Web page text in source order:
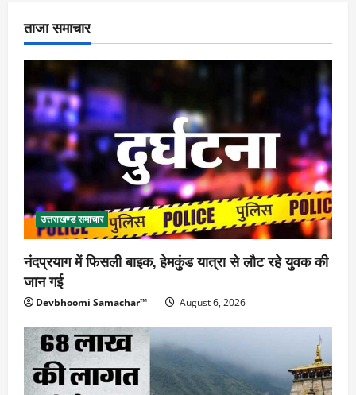
ताजा समाचार
उत्तराखण्ड समाचार
नंदप्रयाग में फिसली बाइक, हेमकुंड यात्रा से लौट रहे युवक की
जान गई
Devbhoomi Samachar™ August 6, 2026